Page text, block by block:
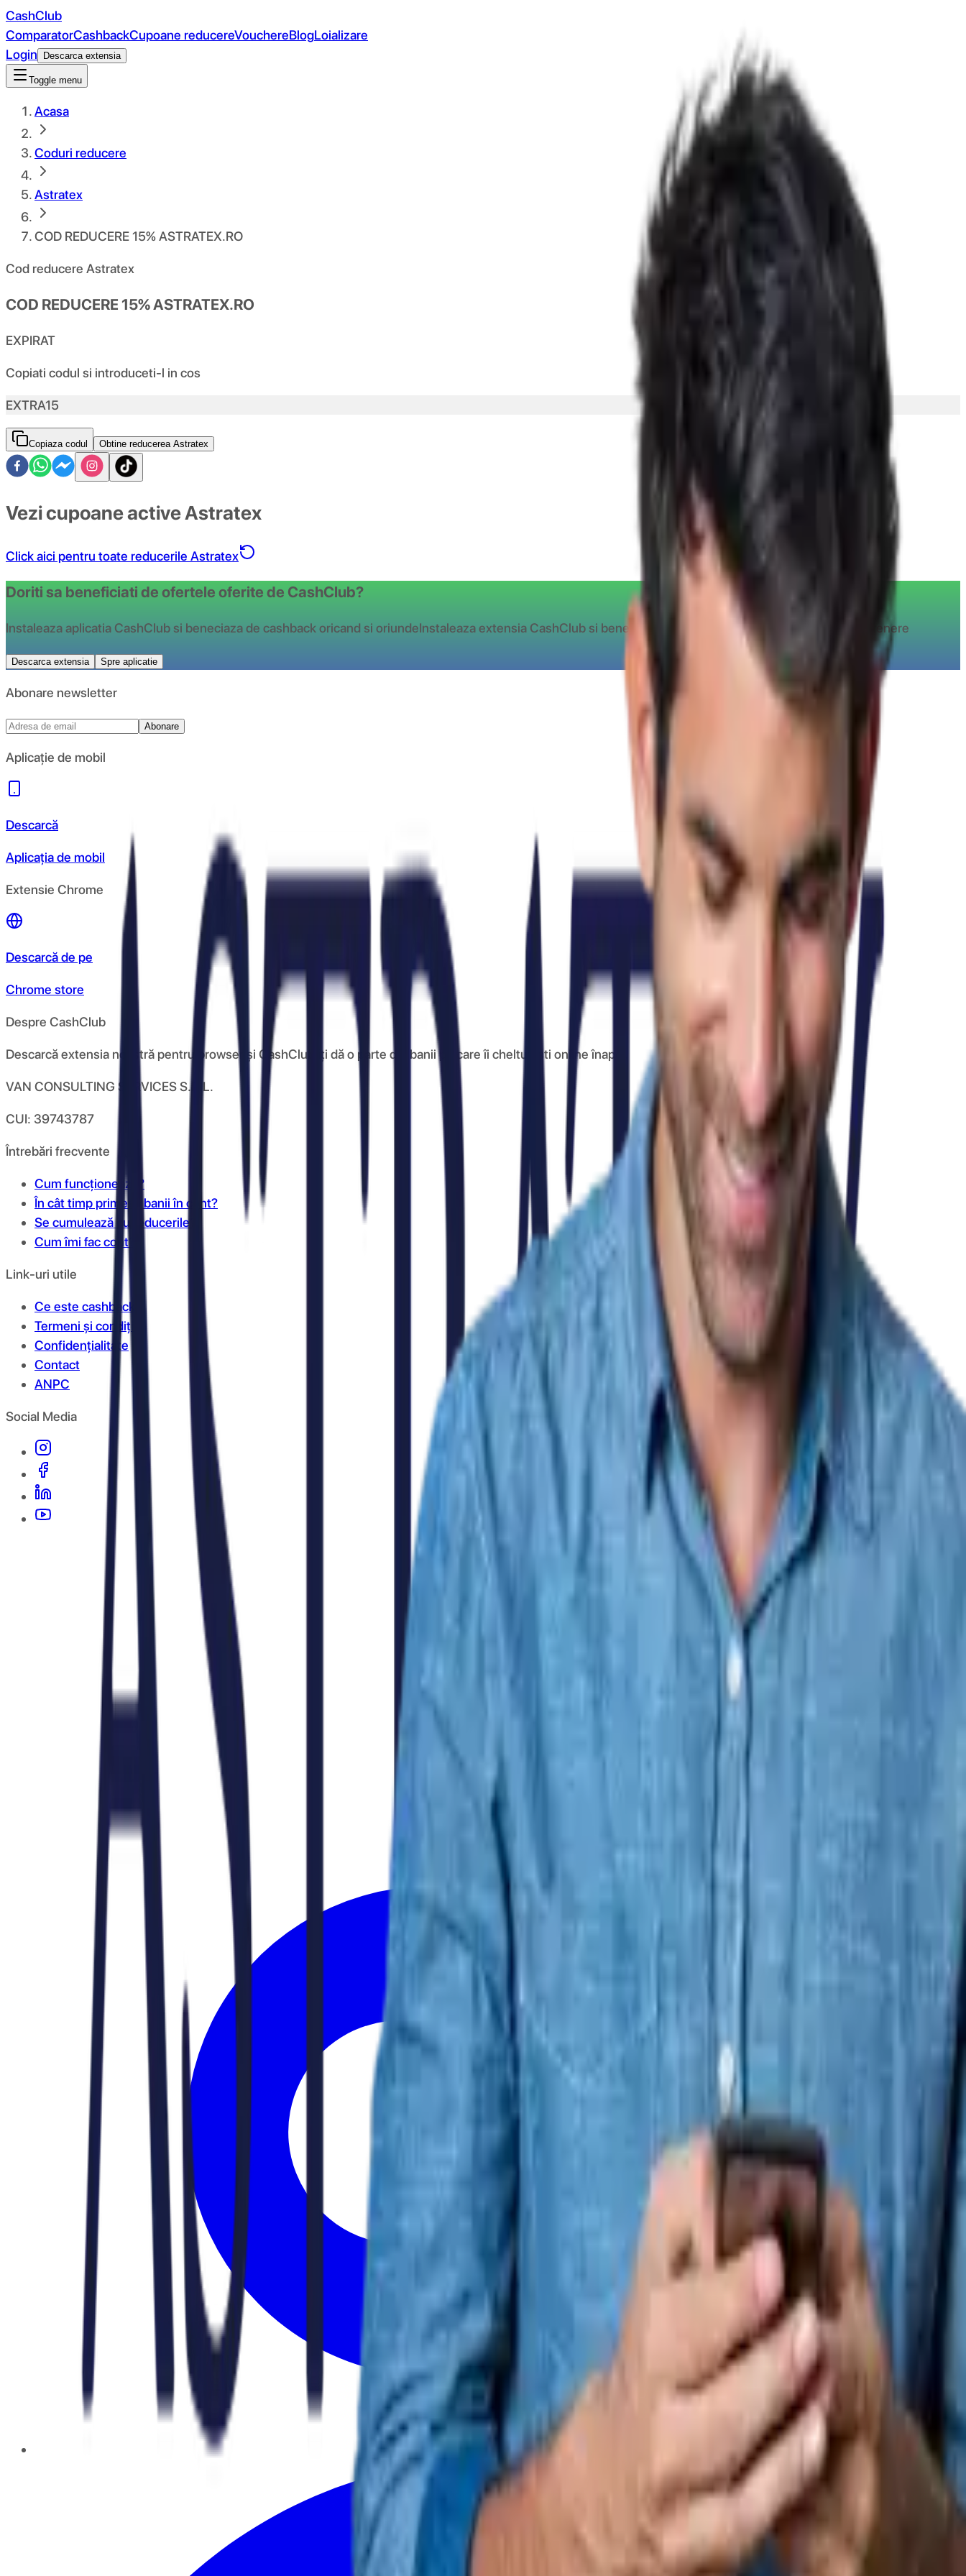
CashClub
ComparatorCashbackCupoane reducereVouchereBlogLoializare
Login
Descarca extensia
Toggle menu
Acasa
Coduri reducere
Astratex
COD REDUCERE 15% ASTRATEX.RO
Cod reducere Astratex
COD REDUCERE 15% ASTRATEX.RO
EXPIRAT
Copiati codul si introduceti-l in cos
EXTRA15
Copiaza codul Obtine reducerea Astratex
Vezi cupoane active Astratex
Click aici pentru toate reducerile Astratex
Doriti sa beneficiati de ofertele oferite de CashClub?
Instaleaza aplicatia CashClub si beneciaza de cashback oricand si oriundeInstaleaza extensia CashClub si beneficiaza de cashback la toate magazinele partenere
Descarca extensia Spre aplicatie
Abonare newsletter
Abonare
Aplicație de mobil
Descarcă
Aplicația de mobil
Extensie Chrome
Descarcă de pe
Chrome store
Despre CashClub
Descarcă extensia noastră pentru browser și CashClub îți dă o parte din banii pe care îi cheltuiești online înapoi.
VAN CONSULTING SERVICES S.R.L.
CUI: 39743787
Întrebări frecvente
Cum funcționează?
În cât timp primesc banii în cont?
Se cumulează cu reducerile?
Cum îmi fac cont?
Link-uri utile
Ce este cashback?
Termeni și condiții
Confidențialitate
Contact
ANPC
Social Media